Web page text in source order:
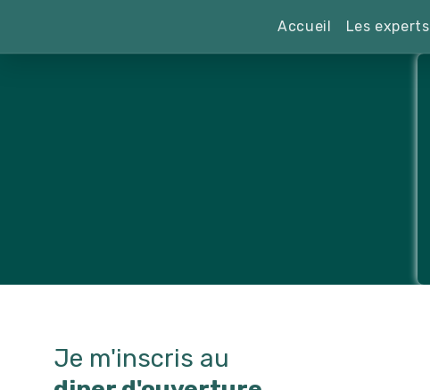
Accueil Les experts
Je m'inscris au